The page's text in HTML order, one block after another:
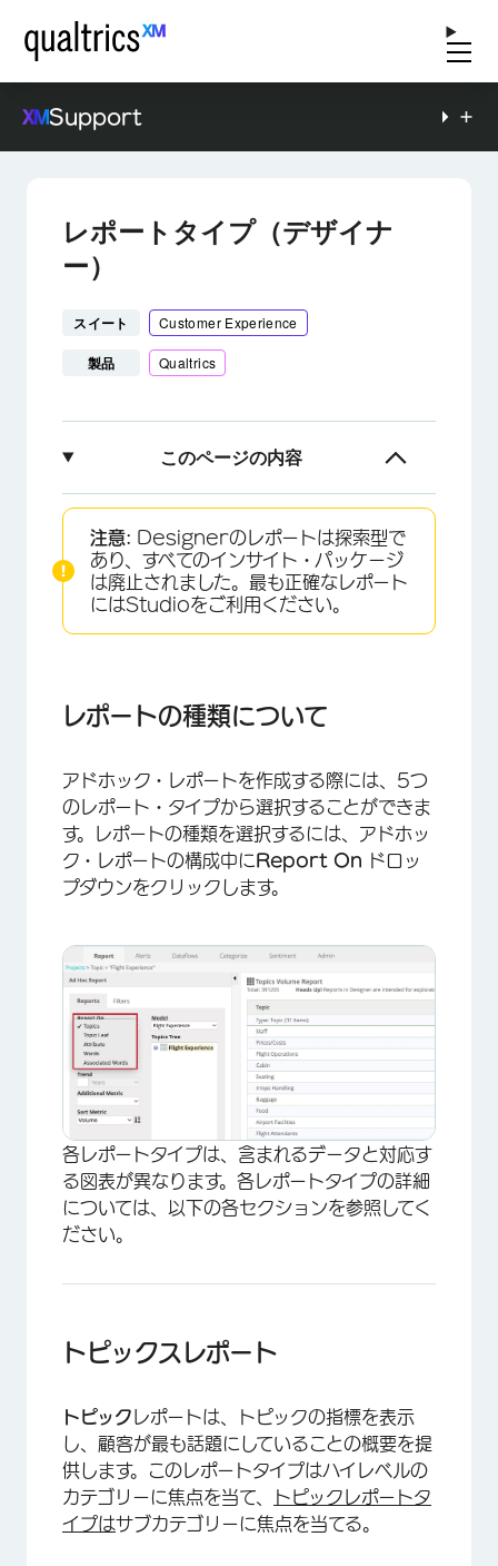
Support
レポートタイプ（デザイナ
ー）
スイート Customer Experience
製品 Qualtrics
このページの内容
レポートの種類について
トピックスレポート
トピック リーフレポート
属性レポート
関連語レポート
注意: Designerのレポートは探索型で
あり、すべてのインサイト・パッケージ
は廃止されました。最も正確なレポート
にはStudioをご利用ください。
レポートの種類について
アドホック・レポートを作成する際には、5つ
のレポート・タイプから選択することができま
す。レポートの種類を選択するには、アドホッ
ク・レポートの構成中にReport On
ドロッ
プダウンをクリックします。
各レポートタイプは、含まれるデータと対応す
る図表が異なります。各レポートタイプの詳細
については、以下の各セクションを参照してく
ださい。
トピックスレポート
トピック レポートは、トピックの指標を表示
し、顧客が最も話題にしていることの概要を提
供します。このレポートタイプはハイレベルの
カテゴリーに焦点を当て、
トピックレポートタ
イプはサブカテゴリーに焦点を当てる。